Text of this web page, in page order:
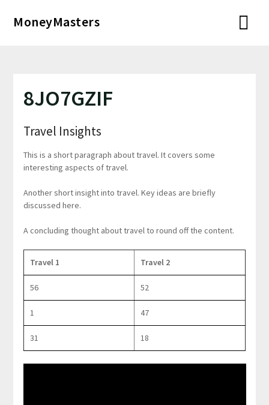
MoneyMasters
8JO7GZIF
Travel Insights
This is a short paragraph about travel. It covers some
interesting aspects of travel.
Another short insight into travel. Key ideas are briefly
discussed here.
A concluding thought about travel to round off the content.
Travel 1 Travel 2
56 52
1 47
31 18